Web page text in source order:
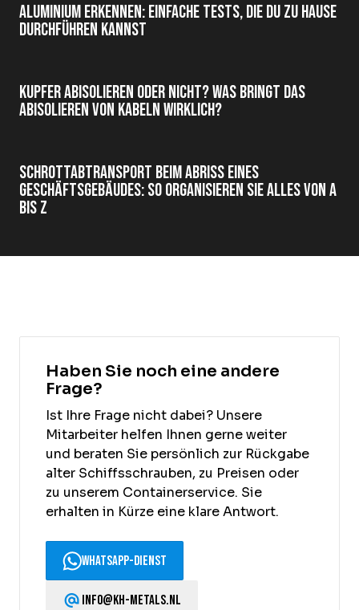
Aluminium erkennen: einfache Tests, die du zu Hause
durchführen kannst
Kupfer abisolieren oder nicht? Was bringt das
Abisolieren von Kabeln wirklich?
Schrottabtransport beim Abriss eines
Geschäftsgebäudes: So organisieren Sie alles von A
bis Z
Haben Sie noch eine andere
Frage?
Ist Ihre Frage nicht dabei? Unsere
Mitarbeiter helfen Ihnen gerne weiter
und beraten Sie persönlich zur Rückgabe
alter Schiffsschrauben, zu Preisen oder
zu unserem Containerservice. Sie
erhalten in Kürze eine klare Antwort.
WhatsApp-Dienst
info@kh-metals.nl